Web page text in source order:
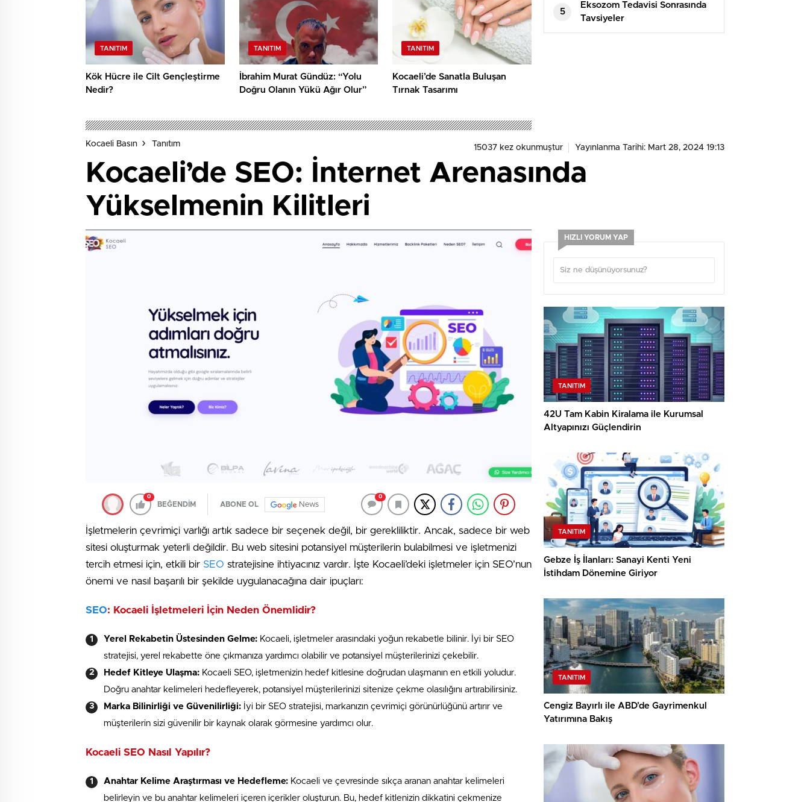
TANITIM
Kök Hücre ile Cilt Gençleştirme
Nedir?
TANITIM
İbrahim Murat Gündüz: “Yolu
Doğru Olanın Yükü Ağır Olur”
TANITIM
Kocaeli’de Sanatla Buluşan
Tırnak Tasarımı
5
Eksozom Tedavisi Sonrasında
Tavsiyeler
Kocaeli Basın Tanıtım 15037 kez okunmuştur Yayınlanma Tarihi: Mart 28, 2024 19:13
Kocaeli’de SEO: İnternet Arenasında
Yükselmenin Kilitleri
0
BEĞENDİM ABONE OL News
0
İşletmelerin çevrimiçi varlığı artık sadece bir seçenek değil, bir gerekliliktir. Ancak, sadece bir web
sitesi oluşturmak yeterli değildir. Bu web sitesini potansiyel müşterilerin bulabilmesi ve işletmenizi
tercih etmesi için, etkili bir SEO stratejisine ihtiyacınız vardır. İşte Kocaeli’deki işletmeler için SEO’nun
önemi ve nasıl başarılı bir şekilde uygulanacağına dair ipuçları:
SEO: Kocaeli İşletmeleri İçin Neden Önemlidir?
Yerel Rekabetin Üstesinden Gelme: Kocaeli, işletmeler arasındaki yoğun rekabetle bilinir. İyi bir SEO
stratejisi, yerel rekabette öne çıkmanıza yardımcı olabilir ve potansiyel müşterilerinizi çekebilir.
Hedef Kitleye Ulaşma: Kocaeli SEO, işletmenizin hedef kitlesine doğrudan ulaşmanın en etkili yoludur.
Doğru anahtar kelimeleri hedefleyerek, potansiyel müşterilerinizi sitenize çekme olasılığını artırabilirsiniz.
Marka Bilinirliği ve Güvenilirliği: İyi bir SEO stratejisi, markanızın çevrimiçi görünürlüğünü artırır ve
müşterilerin sizi güvenilir bir kaynak olarak görmesine yardımcı olur.
Kocaeli SEO Nasıl Yapılır?
Anahtar Kelime Araştırması ve Hedefleme: Kocaeli ve çevresinde sıkça aranan anahtar kelimeleri
belirleyin ve bu anahtar kelimeleri içeren içerikler oluşturun. Bu, hedef kitlenizin dikkatini çekmenize
HIZLI YORUM YAP
TANITIM
42U Tam Kabin Kiralama ile Kurumsal
Altyapınızı Güçlendirin
TANITIM
Gebze İş İlanları: Sanayi Kenti Yeni
İstihdam Dönemine Giriyor
TANITIM
Cengiz Bayırlı ile ABD’de Gayrimenkul
Yatırımına Bakış